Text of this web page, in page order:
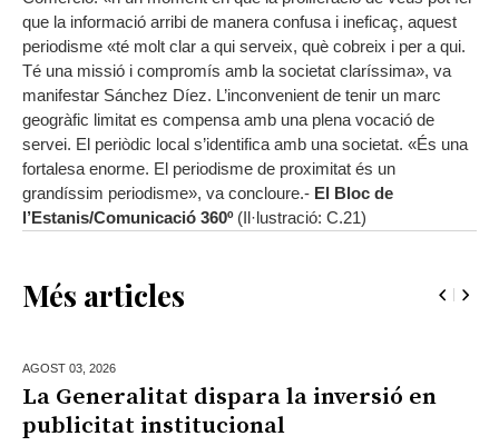
que la informació arribi de manera confusa i ineficaç, aquest
periodisme «té molt clar a qui serveix, què cobreix i per a qui.
Té una missió i compromís amb la societat claríssima», va
manifestar Sánchez Díez. L’inconvenient de tenir un marc
geogràfic limitat es compensa amb una plena vocació de
servei. El periòdic local s’identifica amb una societat. «És una
fortalesa enorme. El periodisme de proximitat és un
grandíssim periodisme», va concloure.- El Bloc de
l’Estanis/Comunicació 360º(Il·lustració: C.21)
Més articles
AGOST 03, 2026
La Generalitat dispara la inversió en
publicitat institucional